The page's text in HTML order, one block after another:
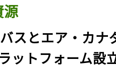
源
スとエア・カナ
ットフォーム設